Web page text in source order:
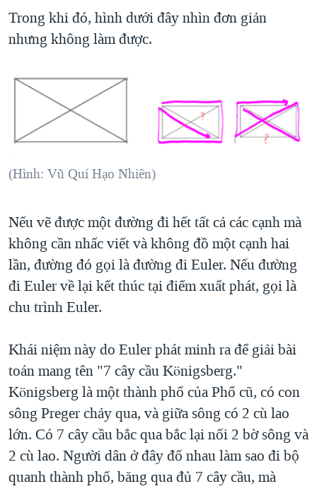
Trong khi đó, hình dưới đây nhìn đơn giản
nhưng không làm được.
(Hình: Vũ Quí Hạo Nhiên)
Nếu vẽ được một đường đi hết tất cả các cạnh mà
không cần nhấc viết và không đồ một cạnh hai
lần, đường đó gọi là đường đi Euler. Nếu đường
đi Euler về lại kết thúc tại điểm xuất phát, gọi là
chu trình Euler.
Khái niệm này do Euler phát minh ra để giải bài
toán mang tên "7 cây cầu Königsberg."
Königsberg là một thành phổ của Phổ cũ, có con
sông Preger chảy qua, và giữa sông có 2 cù lao
lớn. Có 7 cây cầu bắc qua bắc lại nối 2 bờ sông và
2 cù lao. Người dân ở đây đố nhau làm sao đi bộ
quanh thành phố, băng qua đủ 7 cây cầu, mà